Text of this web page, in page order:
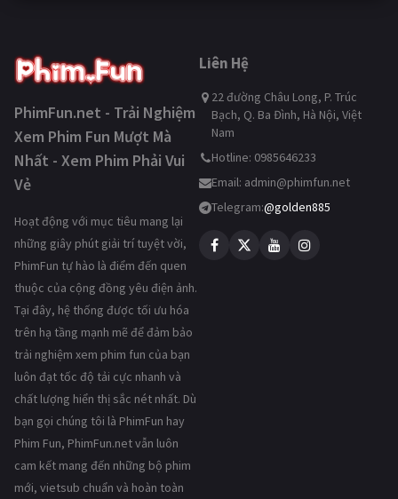
PhimFun.net - Trải Nghiệm
Xem Phim Fun Mượt Mà
Nhất - Xem Phim Phải Vui
Vẻ
Hoạt động với mục tiêu mang lại
những giây phút giải trí tuyệt vời,
PhimFun tự hào là điểm đến quen
thuộc của cộng đồng yêu điện ảnh.
Tại đây, hệ thống được tối ưu hóa
trên hạ tầng mạnh mẽ để đảm bảo
trải nghiệm xem phim fun của bạn
luôn đạt tốc độ tải cực nhanh và
chất lượng hiển thị sắc nét nhất. Dù
bạn gọi chúng tôi là PhimFun hay
Phim Fun, PhimFun.net vẫn luôn
cam kết mang đến những bộ phim
mới, vietsub chuẩn và hoàn toàn
Liên Hệ
22 đường Châu Long, P. Trúc
Bạch, Q. Ba Đình, Hà Nội, Việt
Nam
Hotline: 0985646233
Email: admin@phimfun.net
Telegram:@golden885